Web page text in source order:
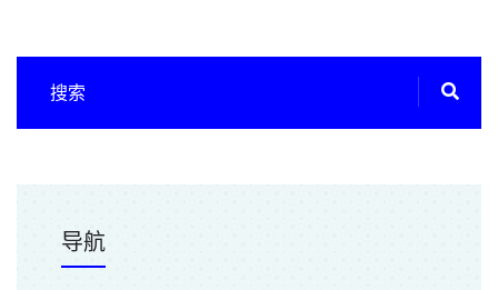
导航